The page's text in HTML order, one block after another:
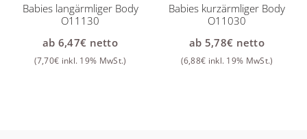
Babies langärmliger Body
O11130
ab 6,47€ netto
(7,70€ inkl. 19% MwSt.)
Babies kurzärmliger Body
O11030
ab 5,78€ netto
(6,88€ inkl. 19% MwSt.)